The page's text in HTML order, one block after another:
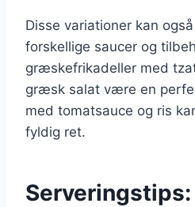
Disse variationer kan
forskellige saucer og
græskefrikadeller med
græsk salat være en
med tomatsauce og ris
fyldig ret.
Serveringstips: